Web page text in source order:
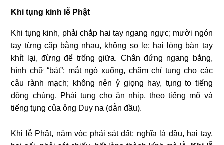
Khi tụng kinh lễ Phật
Khi tụng kinh, phải chắp hai tay ngang ngực; mười ngón
tay từng cặp bằng nhau, không so le; hai lòng bàn tay
khít lại, đừng để trống giữa. Chân đứng ngang bằng,
hình chữ “bát”; mắt ngó xuống, chăm chỉ tụng cho các
câu rành mạch; không nên ỷ giọng hay, tụng to tiếng
động chúng. Phải tụng cho ăn nhịp, theo tiếng mõ và
tiếng tụng của ông Duy na (dẫn đầu).
Khi lễ Phật, năm vóc phải sát đất; nghĩa là đầu, hai tay,